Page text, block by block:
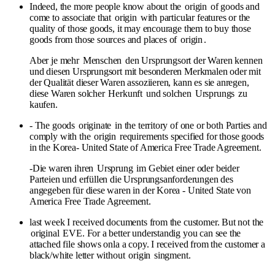
Indeed, the more people know about the origin of goods and
come to associate that origin with particular features or the
quality of those goods, it may encourage them to buy those
goods from those sources and places of origin .
Aber je mehr Menschen den Ursprungsort der Waren kennen
und diesen Ursprungsort mit besonderen Merkmalen oder mit
der Qualität dieser Waren assoziieren, kann es sie anregen,
diese Waren solcher Herkunft und solchen Ursprungs zu
kaufen.
- The goods originate in the territory of one or both Parties and
comply with the origin requirements specified for those goods
in the Korea- United State of America Free Trade Agreement.
-Die waren ihren Ursprung im Gebiet einer oder beider
Parteien und erfüllen die Ursprungsanforderungen des
angegeben für diese waren in der Korea - United State von
America Free Trade Agreement.
last week I received documents from the customer. But not the
original EVE. For a better understandig you can see the
attached file shows onla a copy. I received from the customer a
black/white letter without origin singment.